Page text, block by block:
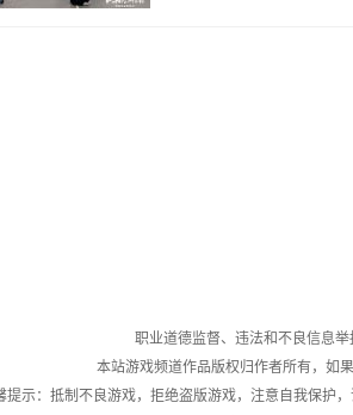
职业道德监督、违法和不良信息举
本站游戏频道作品版权归作者所有，如
提示：抵制不良游戏，拒绝盗版游戏，注意自我保护